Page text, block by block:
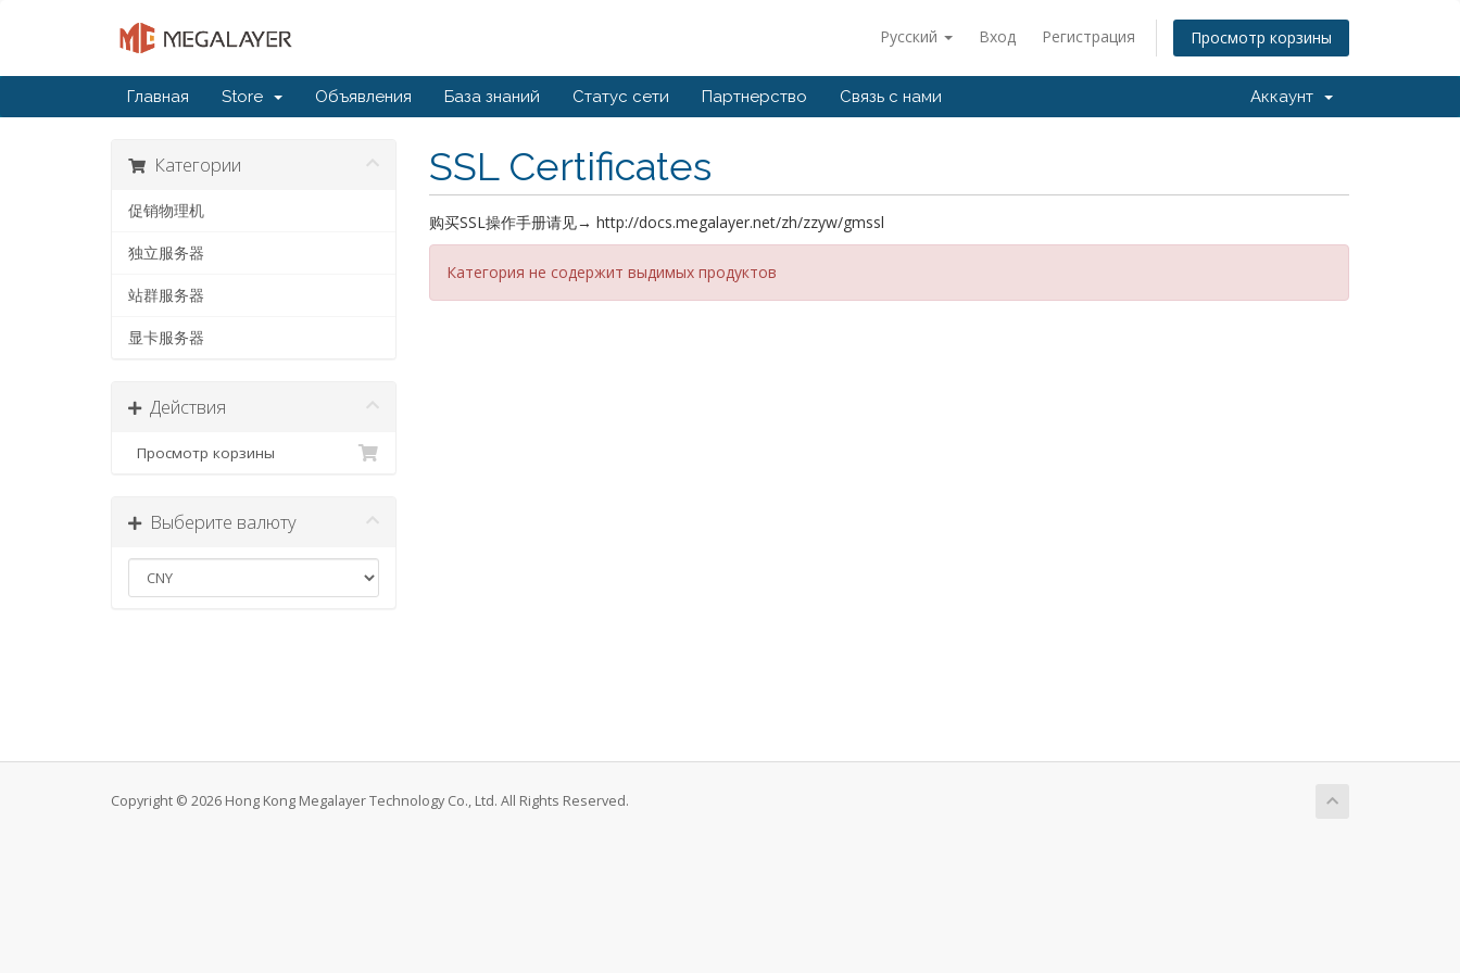
Русский Вход Регистрация Просмотр корзины
Главная Store Объявления База знаний Статус сети Партнерство Связь с нами Аккаунт
SSL Certificates
购买SSL操作手册请见→ http://docs.megalayer.net/zh/zzyw/gmssl
Категория не содержит выдимых продуктов
Категории
促销物理机
独立服务器
站群服务器
显卡服务器
Действия
Просмотр корзины
Выберите валюту
Copyright © 2026 Hong Kong Megalayer Technology Co., Ltd. All Rights Reserved.